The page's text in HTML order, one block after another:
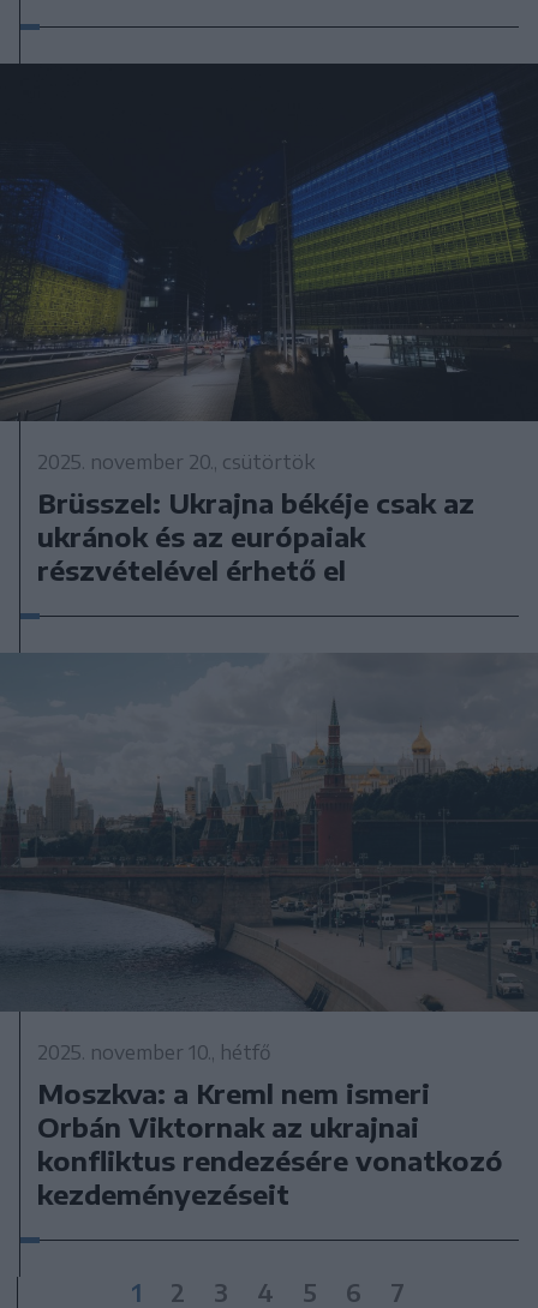
2025. november 20., csütörtök
Brüsszel: Ukrajna békéje csak az
ukránok és az európaiak
részvételével érhető el
2025. november 10., hétfő
Moszkva: a Kreml nem ismeri
Orbán Viktornak az ukrajnai
konfliktus rendezésére vonatkozó
kezdeményezéseit
1 2 3 4 5 6 7